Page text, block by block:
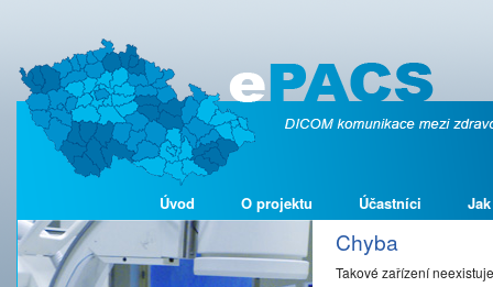
Úvod O projektu Účastníci
Chyba
Takové zařízení neexistuje